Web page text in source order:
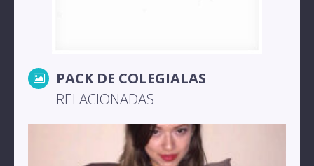
PACK DE COLEGIALAS
RELACIONADAS